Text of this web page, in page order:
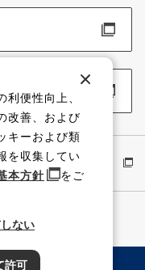
キ公式 YouTube
便性向上、
改善、および
キーおよび類
を収集してい
本方針
をご
ない
許可